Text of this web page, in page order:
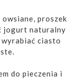
owsiane, proszek
jogurt naturalny
wyrabiać ciasto
do pieczenia i